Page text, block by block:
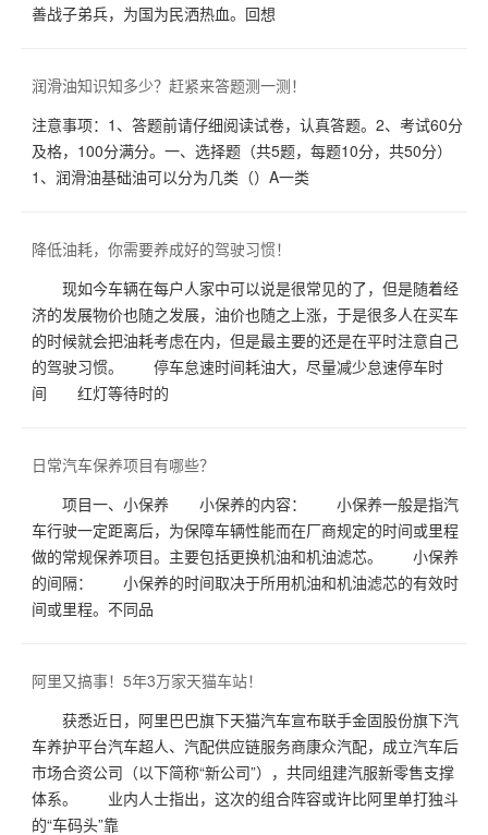
善战子弟兵，为国为民洒热血。回想
润滑油知识知多少？赶紧来答题测一测！
注意事项：1、答题前请仔细阅读试卷，认真答题。2、考试60分
及格，100分满分。一、选择题（共5题，每题10分，共50分）
1、润滑油基础油可以分为几类（）A一类
降低油耗，你需要养成好的驾驶习惯！
现如今车辆在每户人家中可以说是很常见的了，但是随着经
济的发展物价也随之发展，油价也随之上涨，于是很多人在买车
的时候就会把油耗考虑在内，但是最主要的还是在平时注意自己
的驾驶习惯。 停车怠速时间耗油大，尽量减少怠速停车时
间 红灯等待时的
日常汽车保养项目有哪些？
项目一、小保养 小保养的内容： 小保养一般是指汽
车行驶一定距离后，为保障车辆性能而在厂商规定的时间或里程
做的常规保养项目。主要包括更换机油和机油滤芯。 小保养
的间隔： 小保养的时间取决于所用机油和机油滤芯的有效时
间或里程。不同品
阿里又搞事！5年3万家天猫车站！
获悉近日，阿里巴巴旗下天猫汽车宣布联手金固股份旗下汽
车养护平台汽车超人、汽配供应链服务商康众汽配，成立汽车后
市场合资公司（以下简称“新公司”），共同组建汽服新零售支撑
体系。 业内人士指出，这次的组合阵容或许比阿里单打独斗
的“车码头”靠